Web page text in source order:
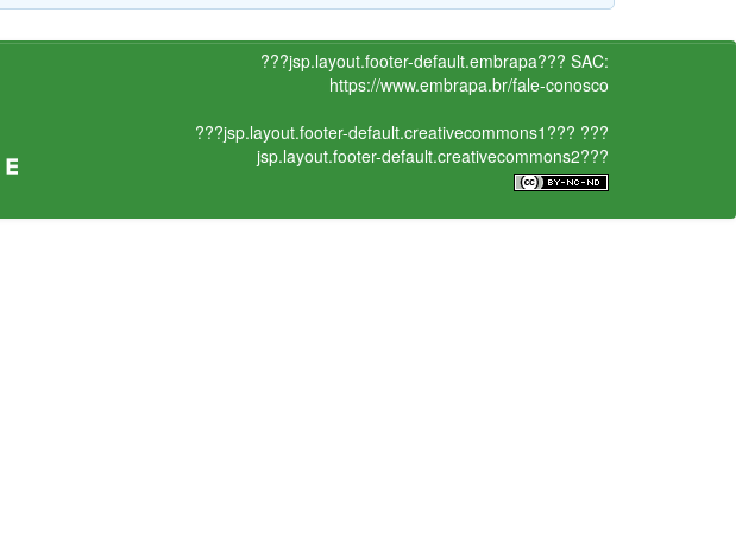
???jsp.layout.footer-default.embrapa??? SAC:
https://www.embrapa.br/fale-conosco
???jsp.layout.footer-default.creativecommons1??? ???
jsp.layout.footer-default.creativecommons2???